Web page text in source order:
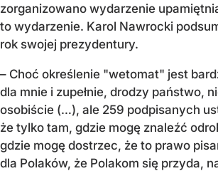
zorganizowano wydarzenie
to wydarzenie. Karol Nawrocki
rok swojej prezydentury.
– Choć określenie "wetomat" jest
dla mnie i zupełnie, drodzy państwo,
osobiście (…), ale 259 podpisanych
że tylko tam, gdzie mogę znaleźć
gdzie mogę dostrzec, że to prawo
dla Polaków, że Polakom się przyda,